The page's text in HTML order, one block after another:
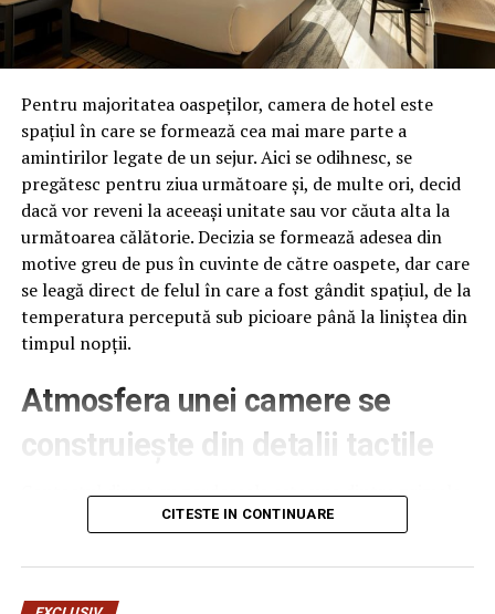
Pentru majoritatea oaspeților, camera de hotel este
spațiul în care se formează cea mai mare parte a
amintirilor legate de un sejur. Aici se odihnesc, se
pregătesc pentru ziua următoare și, de multe ori, decid
dacă vor reveni la aceeași unitate sau vor căuta alta la
următoarea călătorie. Decizia se formează adesea din
motive greu de pus în cuvinte de către oaspete, dar care
se leagă direct de felul în care a fost gândit spațiul, de la
temperatura percepută sub picioare până la liniștea din
timpul nopții.
Atmosfera unei camere se
construiește din detalii tactile
Contactul direct cu pardoseala este una dintre primele
senzații fizice pe care le are un oaspete atunci când
pe drum, seara târziu. Textura și moliciunea potrivite,
oferite democheta hotel
CITESTE IN CONTINUARE